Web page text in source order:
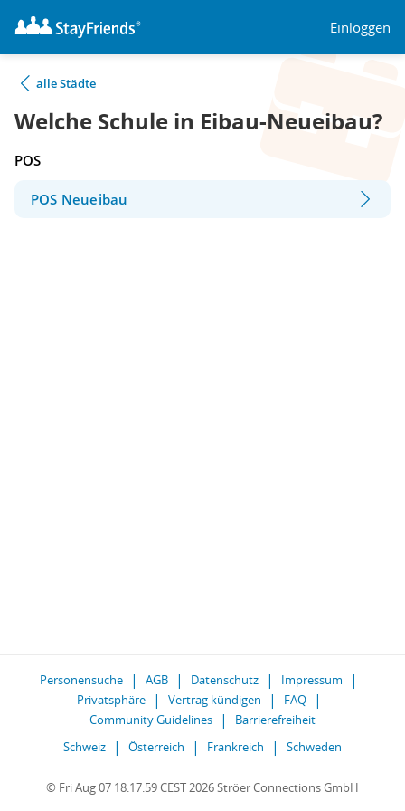
Einloggen
alle Städte
Welche Schule in Eibau-Neueibau?
POS
POS Neueibau
Personensuche AGB Datenschutz
Impressum
Privatsphäre
Vertrag kündigen
FAQ
Community Guidelines
Barrierefreiheit
Schweiz
Österreich Frankreich Schweden
© Fri Aug 07 18:17:59 CEST 2026 Ströer Connections GmbH